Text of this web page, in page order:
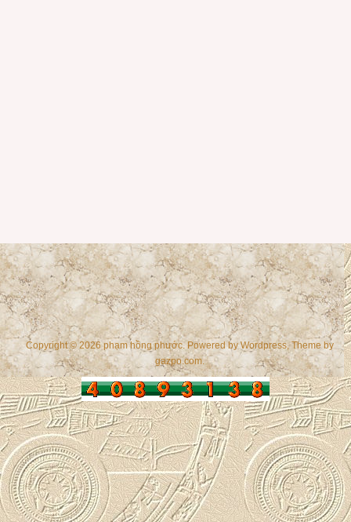
Copyright © 2026 phạm hồng phước. Powered byWordpress, Theme by
gazpo.com.